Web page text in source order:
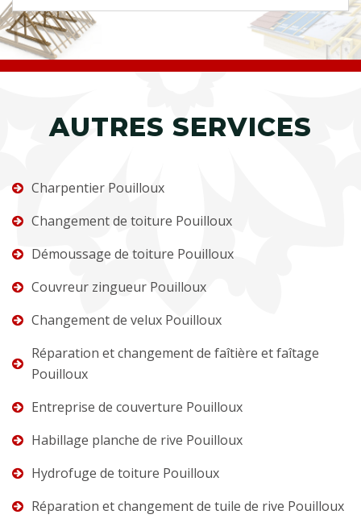
AUTRES SERVICES
Charpentier Pouilloux
Changement de toiture Pouilloux
Démoussage de toiture Pouilloux
Couvreur zingueur Pouilloux
Changement de velux Pouilloux
Réparation et changement de faîtière et faîtage
Pouilloux
Entreprise de couverture Pouilloux
Habillage planche de rive Pouilloux
Hydrofuge de toiture Pouilloux
Réparation et changement de tuile de rive Pouilloux